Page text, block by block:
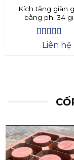
Kích tăng giàn
bằng phi 34
Được xếp
5
Liên hệ